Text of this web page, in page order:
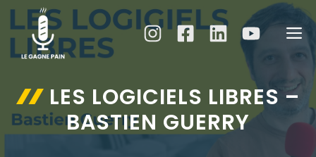
Aller
au
contenu
LES LOGICIELS LIBRES –
BASTIEN GUERRY